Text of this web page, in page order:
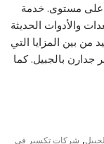
مستوى. خدمة
والأدوات الحديثة
من بين المزايا التي
جدارن بالجبيل. كما
, شركات تكسير في